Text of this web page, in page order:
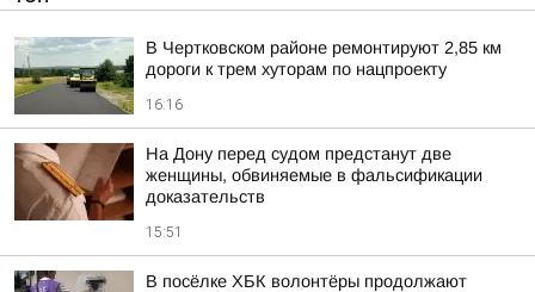
В Чертковском районе ремонтируют 2,85 км
дороги к трем хуторам по нацпроекту
16:16
На Дону перед судом предстанут две
женщины, обвиняемые в фальсификации
доказательств
15:51
В посёлке ХБК волонтёры продолжают